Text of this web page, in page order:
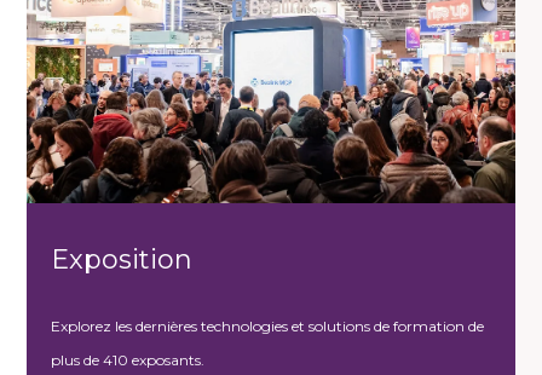
Exposition
Explorez les dernières technologies et solutions de formation de
plus de 410 exposants.